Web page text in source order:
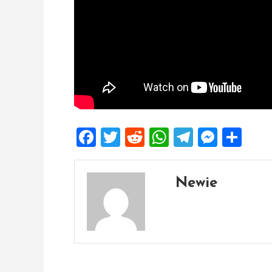
Facebook
Twitter
Reddit
WhatsApp
Telegram
Newie